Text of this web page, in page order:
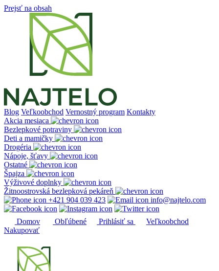
Prejsť na obsah
Blog Veľkoobchod Vernostný program Kontakty
Akcia mesiaca
Bezlepkové potraviny
Deti a mamičky
Drogéria
Nápoje, šťavy
Ostatné
Špajza
Výživové doplnky
Žitnoostrovská bezlepková pekáreň
+421 904 039 423
info@najtelo.com
Domov Obľúbené Prihlásiť sa
Veľkoobchod
Nakupovať